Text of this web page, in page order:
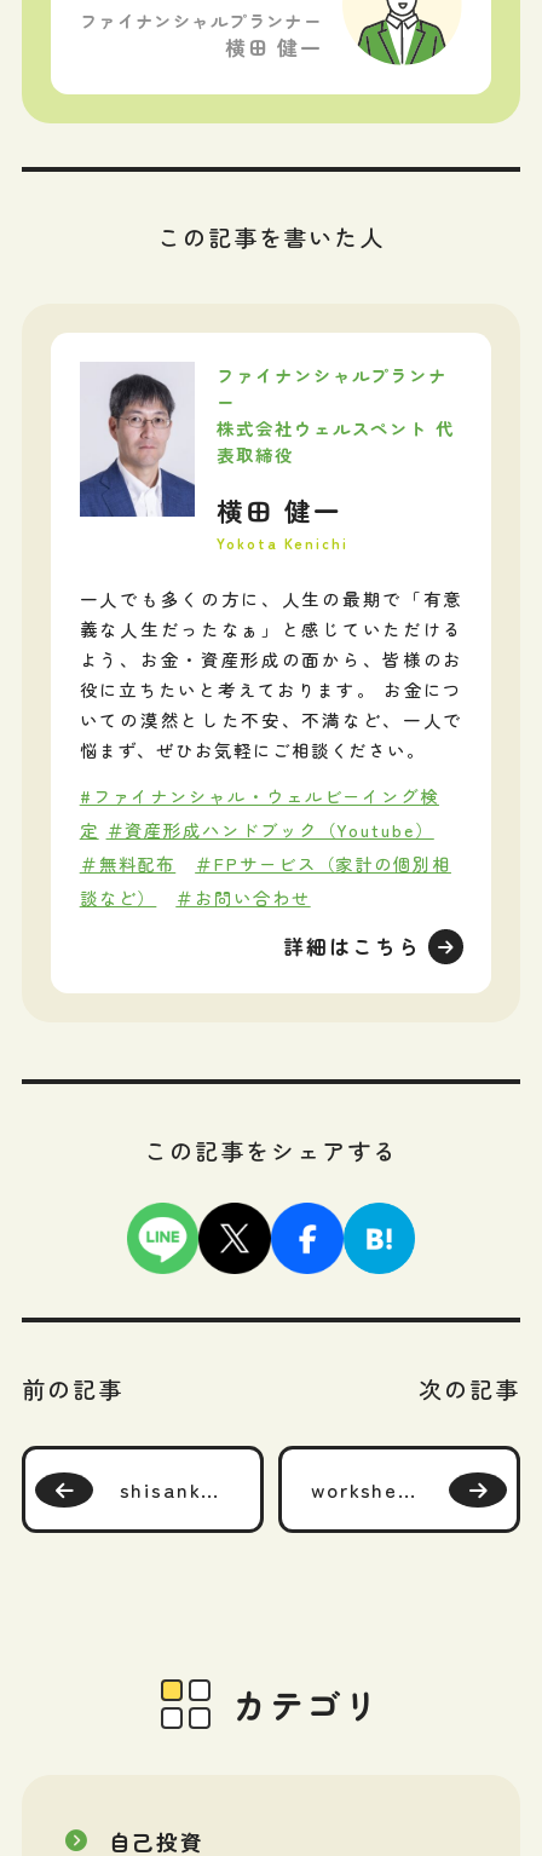
ファイナンシャルプランナー
横田 健一
この記事を書いた人
ファイナンシャルプランナ
ー
株式会社ウェルスペント 代
表取締役
横田 健一
Yokota Kenichi
一人でも多くの方に、人生の最期で「有意
義な人生だったなぁ」と感じていただける
よう、お金・資産形成の面から、皆様のお
役に立ちたいと考えております。 お金につ
いての漠然とした不安、不満など、一人で
悩まず、ぜひお気軽にご相談ください。
#ファイナンシャル・ウェルビーイング検
定 ＃資産形成ハンドブック（Youtube）
＃無料配布
＃FPサービス（家計の個別相
談など）
＃お問い合わせ
詳細はこちら
この記事をシェアする
前の記事
shisankeisei-handbook 202207
次の記事
worksheet-summary
カテゴリ
自己投資